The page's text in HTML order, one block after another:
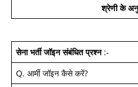
श्रेणी के
सेना भर्ती जॉइन संबंधित प्रश्न:-
Q. आर्मी जॉइन कैसे करें?